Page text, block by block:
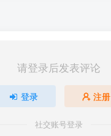
请登录后发表评论
登录 注册
社交账号登录